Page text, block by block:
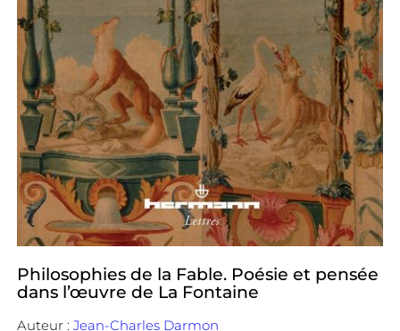
Philosophies de la Fable. Poésie et pensée
dans l’œuvre de La Fontaine
Auteur :Jean-Charles Darmon